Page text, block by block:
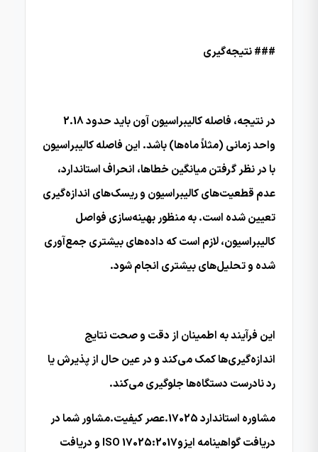
### نتیجه‌گیری
در نتیجه، فاصله کالیبراسیون آون باید حدود 2.18
واحد زمانی (مثلاً ماه‌ها) باشد. این فاصله کالیبراسیون
با در نظر گرفتن میانگین خطاها، انحراف استاندارد،
عدم قطعیت‌های کالیبراسیون و ریسک‌های اندازه‌گیری
تعیین شده است. به منظور بهینه‌سازی فواصل
کالیبراسیون، لازم است که داده‌های بیشتری جمع‌آوری
شده و تحلیل‌های بیشتری انجام شود.
این فرآیند به اطمینان از دقت و صحت نتایج
اندازه‌گیری‌ها کمک می‌کند و در عین حال از پذیرش یا
رد نادرست دستگاه‌ها جلوگیری می‌کند.
مشاوره استاندارد 17025.عصر کیفیت.مشاور شما در
دریافت گواهینامه ایزوISO 17025:2017 و دریافت